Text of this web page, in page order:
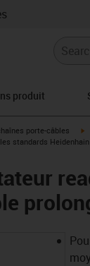
produit
right porte-câbles
standards